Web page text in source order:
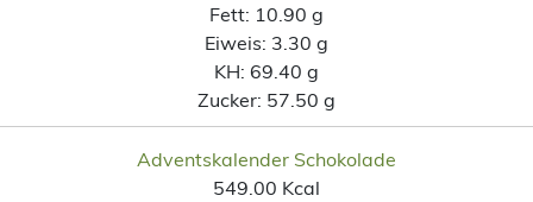
Fett: 10.90 g
Eiweis: 3.30 g
KH: 69.40 g
Zucker: 57.50 g
Adventskalender Schokolade
549.00 Kcal